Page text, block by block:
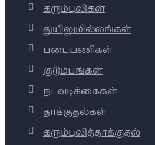
கரும்புலிகள்
துயிலுமில்லங்கள்
படையணிகள்
குடும்பங்கள்
நடவடிக்கைகள்
தாக்குதல்கள்
கரும்புலித்தாக்குதல்